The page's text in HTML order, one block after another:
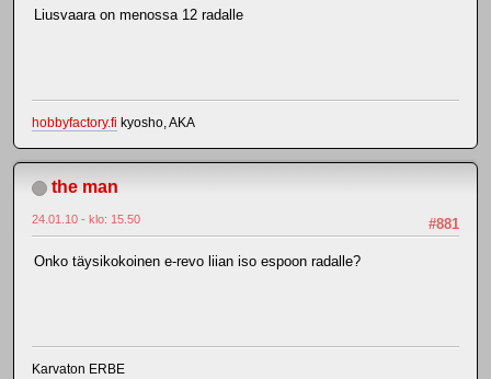
Liusvaara on menossa 12 radalle
hobbyfactory.fi kyosho, AKA
the man
#881
24.01.10 - klo: 15.50
Onko täysikokoinen e-revo liian iso espoon radalle?
Karvaton ERBE